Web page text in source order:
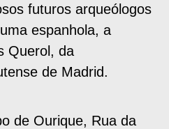
futuros arqueólogos
espanhola, a
Querol, da
de Madrid.
de Ourique, Rua da